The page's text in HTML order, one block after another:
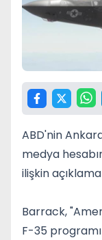
ABD'nin
medya
ilişkin
Barrack,
F-35